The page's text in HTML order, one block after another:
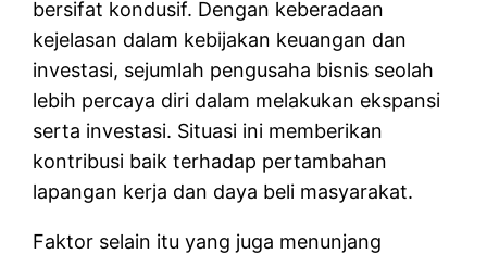
bersifat kondusif. Dengan keberadaan
kejelasan dalam kebijakan keuangan dan
investasi, sejumlah pengusaha bisnis seolah
lebih percaya diri dalam melakukan ekspansi
serta investasi. Situasi ini memberikan
kontribusi baik terhadap pertambahan
lapangan kerja dan daya beli masyarakat.
Faktor selain itu yang juga menunjang